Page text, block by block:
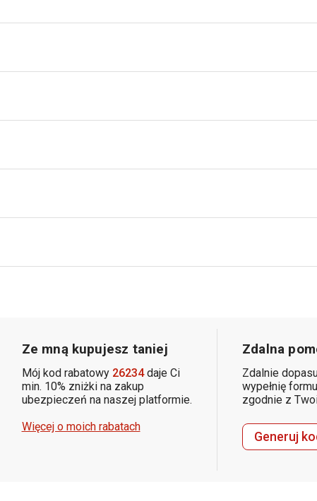
Ze mną kupujesz taniej
Mój kod rabatowy 26234daje Ci
min. 10% zniżki na zakup
ubezpieczeń na naszej platformie.
Więcej o moich rabatach
Zdalna
Zdalnie
wypełnię
zgodnie z
Generuj